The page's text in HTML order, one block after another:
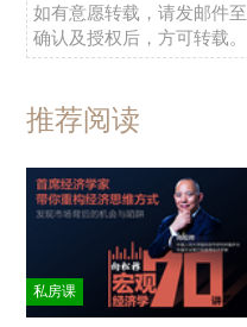
如有意愿转载，请发邮件至
确认及授权后，方可转载。
推荐阅读
私房课